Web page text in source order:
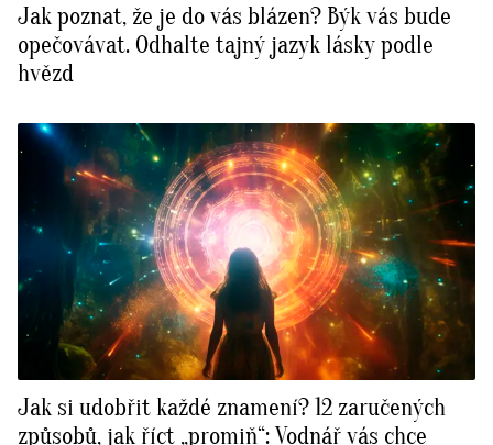
Jak poznat, že je do vás blázen? Býk vás bude
opečovávat. Odhalte tajný jazyk lásky podle
hvězd
Jak si udobřit každé znamení? 12 zaručených
způsobů, jak říct „promiň“: Vodnář vás chce